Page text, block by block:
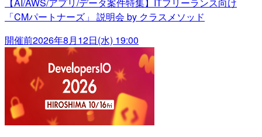
【AI/AWS/アプリ/データ案件特集】ITフリーランス向け
「CMパートナーズ」 説明会 by クラスメソッド
開催前2026年8月12日(水) 19:00